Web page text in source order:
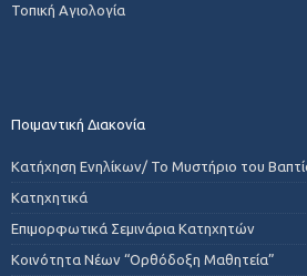
Τοπική Αγιολογία
Ποιμαντική Διακονία
Κατήχηση Ενηλίκων/ Το Μυστήριο του
Κατηχητικά
Επιμορφωτικά Σεμινάρια Κατηχητών
Κοινότητα Νέων “Ορθόδοξη Μαθητεία”